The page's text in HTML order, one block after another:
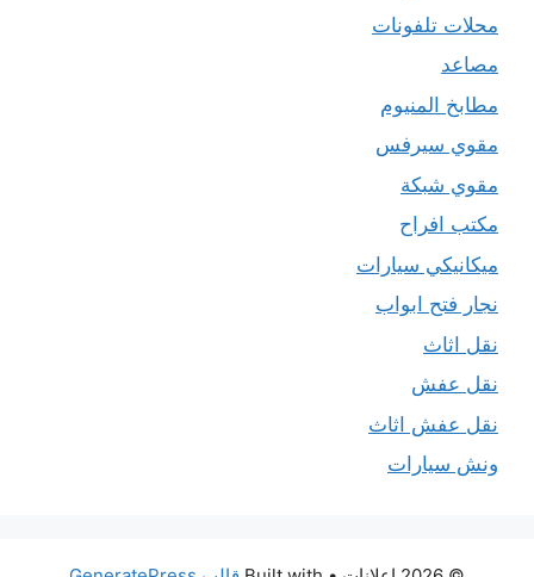
محلات تلفونات
مصاعد
مطابخ المنيوم
مقوي سيرفس
مقوي شبكة
مكتب افراح
ميكانيكي سيارات
نجار فتح ابواب
نقل اثاث
نقل عفش
نقل عفش اثاث
ونش سيارات